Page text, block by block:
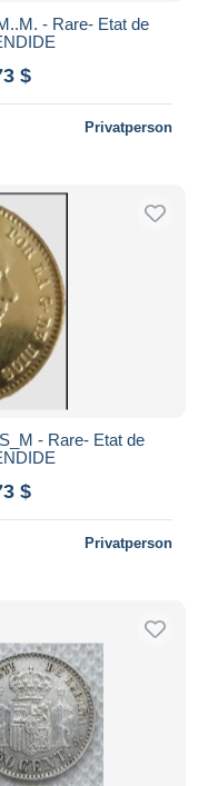
- Rare- Etat de
$
Privatperson
- Rare- Etat de
$
Privatperson